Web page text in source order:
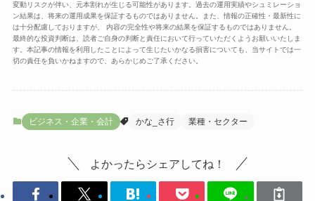
変動リスクが伴い、元本割れが生じる可能性があります。過去の運用実績やシュミレーショ
ン結果は、将来の運用成果を保証するものではありません。また、情報の正確性・最新性に
は十分配慮しておりますが、 内容の完全性や将来の結果を保証するものではありません。
最終的な投資判断は、読者ご自身の判断と責任において行っていただくようお願いいたしま
す。本記事の情報を利用したことによって生じたいかなる損害についても、当サイトでは一
切の責任を負いかねますので、あらかじめご了承ください。
ビジネス・企業・会計 かな_さ行 業種・セクター
よかったらシェアしてね！